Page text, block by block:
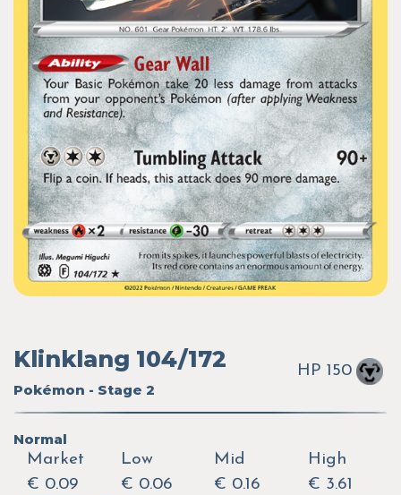
Klinklang 104/172
Pokémon - Stage 2
HP 150
Normal
Market
€ 0.09
Low
€ 0.06
Mid
€ 0.16
High
€ 3.61